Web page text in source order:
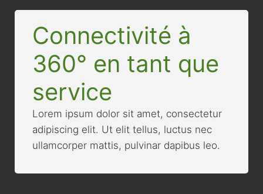
Connectivité à
360° en tant que
service
Lorem ipsum dolor sit amet, consectetur
adipiscing elit. Ut elit tellus, luctus nec
ullamcorper mattis, pulvinar dapibus leo.